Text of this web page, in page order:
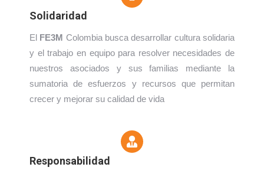
Solidaridad
El FE3M Colombia busca desarrollar cultura solidaria
y el trabajo en equipo para resolver necesidades de
nuestros asociados y sus familias mediante la
sumatoria de esfuerzos y recursos que permitan
crecer y mejorar su calidad de vida
Responsabilidad